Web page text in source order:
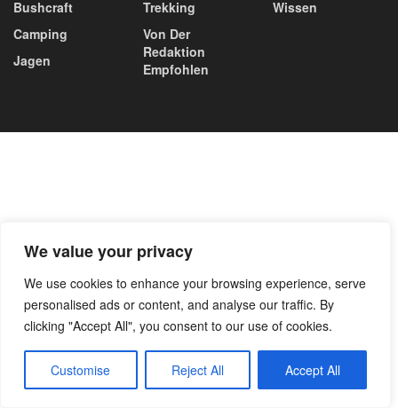
We value your privacy
We use cookies to enhance your browsing experience, serve
personalised ads or content, and analyse our traffic. By
clicking "Accept All", you consent to our use of cookies.
Customise Reject All Accept All
Bushcraft
Camping
Jagen
Trekking
Von Der
Redaktion
Empfohlen
Wissen